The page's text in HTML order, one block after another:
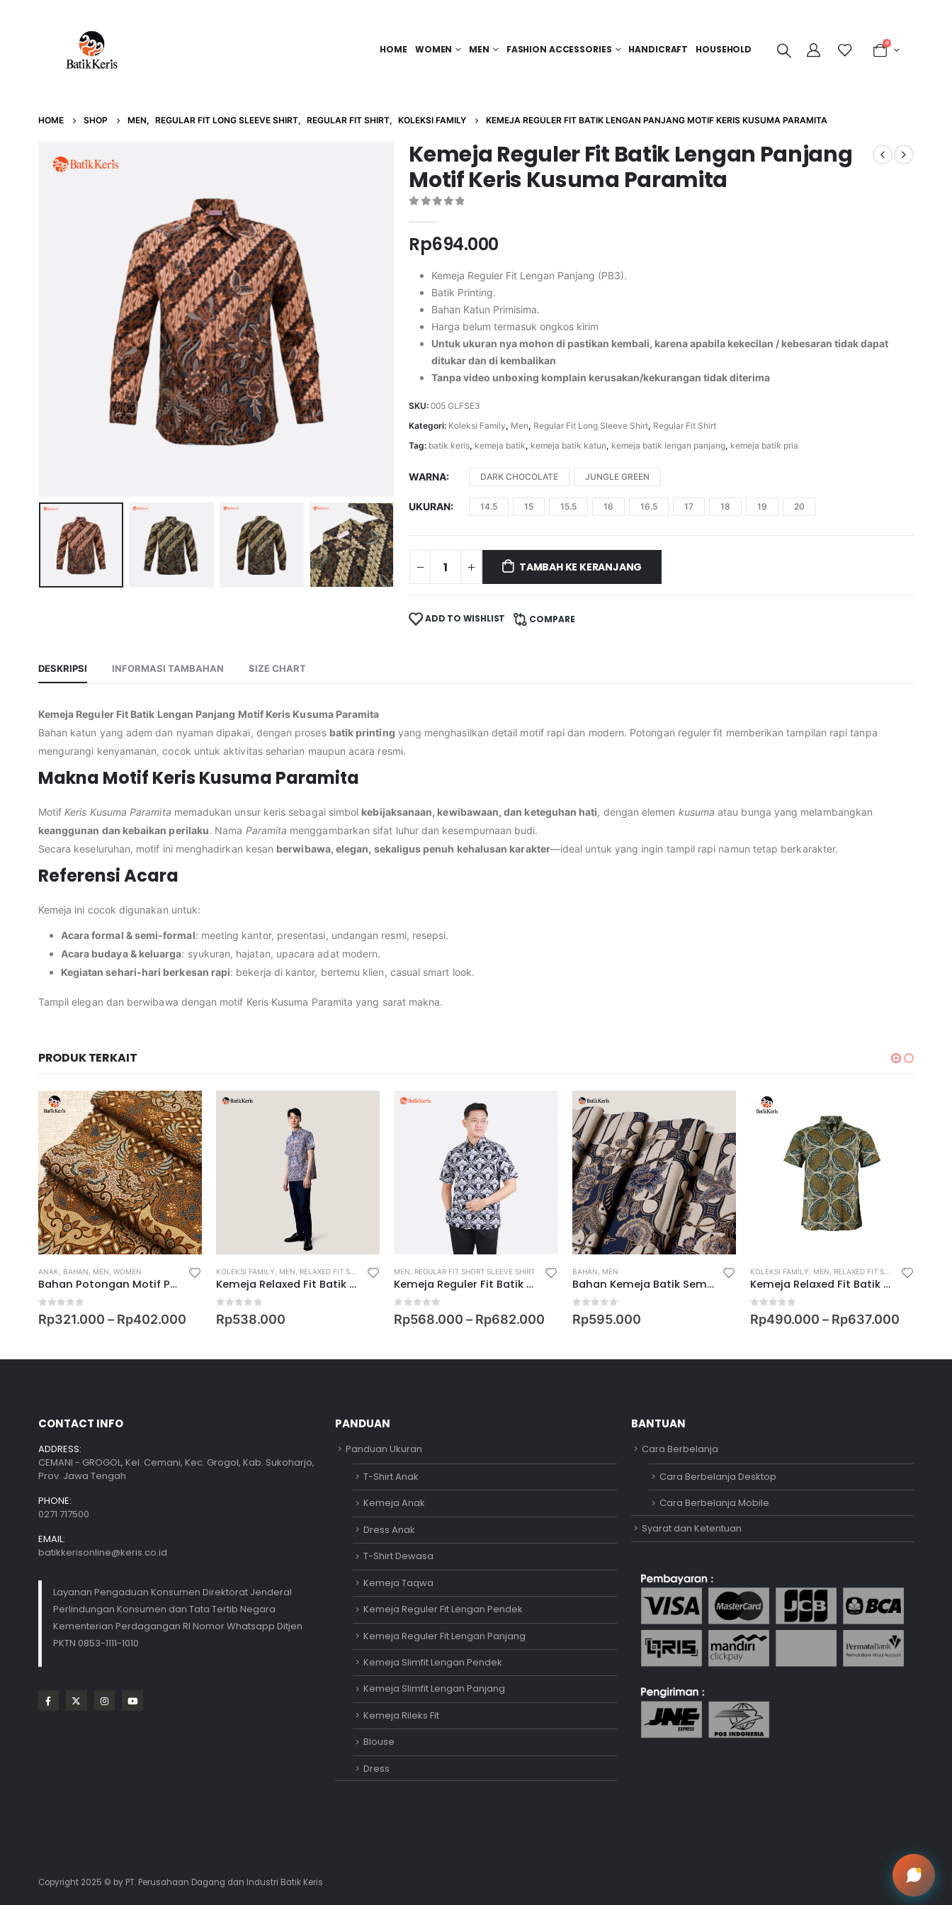
HOME WOMEN MEN FASHION ACCESSORIES HANDICRAFT HOUSEHOLD
0
HOME SHOP MEN, REGULAR FIT LONG SLEEVE SHIRT, REGULAR FIT SHIRT, KOLEKSI FAMILY KEMEJA REGULER FIT BATIK LENGAN PANJANG MOTIF KERIS KUSUMA PARAMITA
Kemeja Reguler Fit Batik Lengan Panjang
Motif Keris Kusuma Paramita
Rp694.000
Kemeja Reguler Fit Lengan Panjang (PB3).
Batik Printing.
Bahan Katun Primisima.
Harga belum termasuk ongkos kirim
Untuk ukuran nya mohon di pastikan kembali, karena apabila kekecilan / kebesaran tidak dapat
ditukar dan di kembalikan
Tanpa video unboxing komplain kerusakan/kekurangan tidak diterima
SKU:005 GLFSE3
Kategori: Koleksi Family, Men, Regular Fit Long Sleeve Shirt, Regular Fit Shirt
Tag: batik keris, kemeja batik, kemeja batik katun, kemeja batik lengan panjang, kemeja batik pria
WARNA DARK CHOCOLATE JUNGLE GREEN
UKURAN 14.5 15 15.5 16 16.5 17 18 19 20
TAMBAH KE KERANJANG
ADD TO WISHLIST COMPARE
DESKRIPSI INFORMASI TAMBAHAN SIZE CHART
Kemeja Reguler Fit Batik Lengan Panjang Motif Keris Kusuma Paramita
Bahan katun yang adem dan nyaman dipakai, dengan proses batik printing yang menghasilkan detail motif rapi dan modern. Potongan reguler fit memberikan tampilan rapi tanpa
mengurangi kenyamanan, cocok untuk aktivitas seharian maupun acara resmi.
Makna Motif Keris Kusuma Paramita
Motif Keris Kusuma Paramita memadukan unsur keris sebagai simbol kebijaksanaan, kewibawaan, dan keteguhan hati, dengan elemen kusuma atau bunga yang melambangkan
keanggunan dan kebaikan perilaku. Nama Paramita menggambarkan sifat luhur dan kesempurnaan budi.
Secara keseluruhan, motif ini menghadirkan kesan berwibawa, elegan, sekaligus penuh kehalusan karakter—ideal untuk yang ingin tampil rapi namun tetap berkarakter.
Referensi Acara
Kemeja ini cocok digunakan untuk:
Acara formal & semi-formal: meeting kantor, presentasi, undangan resmi, resepsi.
Acara budaya & keluarga: syukuran, hajatan, upacara adat modern.
Kegiatan sehari-hari berkesan rapi: bekerja di kantor, bertemu klien, casual smart look.
Tampil elegan dan berwibawa dengan motif Keris Kusuma Paramita yang sarat makna.
PRODUK TERKAIT
REGULAR FIT SHIRT
ANAK BAHAN MEN WOMEN
Bahan Potongan Motif Peksi Mardika
out of 5
Rp321.000 – Rp402.000
KOLEKSI FAMILY MEN RELAXED FIT SHIRT
Kemeja Relaxed Fit Batik Lengan Pendek Motif Keris Kanaya
out of 5
Rp538.000
MEN REGULAR FIT SHORT SLEEVE SHIRT
Kemeja Reguler Fit Batik Lengan Pendek Motif Sisik Nusantara
out of 5
Rp568.000 – Rp682.000
BAHAN MEN
Bahan Kemeja Batik Semi Pola Motif Keris Apsara Baruna
out of 5
Rp595.000
KOLEKSI FAMILY MEN RELAXED FIT SHIRT
Kemeja Relaxed Fit Batik Lengan Pendek Motif Keris Ceplok Bujangga
out of 5
Rp490.000 – Rp637.000
CONTACT INFO
ADDRESS:
CEMANI - GROGOL, Kel. Cemani, Kec. Grogol, Kab. Sukoharjo,
Prov. Jawa Tengah
PHONE:
0271 717500
EMAIL:
batikkerisonline@keris.co.id
Layanan Pengaduan Konsumen Direktorat Jenderal
Perlindungan Konsumen dan Tata Tertib Negara
Kementerian Perdagangan RI Nomor Whatsapp Ditjen
PKTN 0853-1111-1010
PANDUAN
Panduan Ukuran
T-Shirt Anak
Kemeja Anak
Dress Anak
T-Shirt Dewasa
Kemeja Taqwa
Kemeja Reguler Fit Lengan Pendek
Kemeja Reguler Fit Lengan Panjang
Kemeja Slimfit Lengan Pendek
Kemeja Slimfit Lengan Panjang
Kemeja Rileks Fit
Blouse
Dress
BANTUAN
Cara Berbelanja
Cara Berbelanja Desktop
Cara Berbelanja Mobile
Syarat dan Ketentuan
Copyright 2025 © by PT. Perusahaan Dagang dan Industri Batik Keris
Adipati
Online